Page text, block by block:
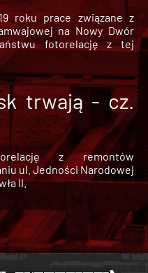
roku prace związane z
na Nowy Dwór
fotorelację z tej
trwają - cz.
z remontów
ul. Jedności Narodowej
II.